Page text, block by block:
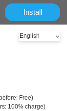
Install
Free)
100% charge)